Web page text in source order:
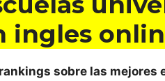
Universidad Pontificia de
ingles
sobre las